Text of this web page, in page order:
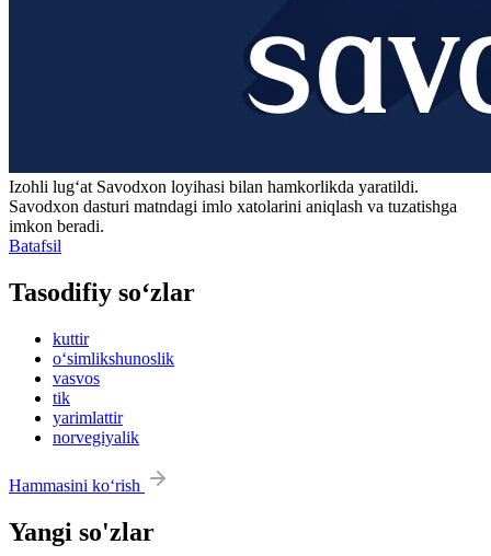
Izohli lugʻat Savodxon loyihasi bilan hamkorlikda yaratildi.
Savodxon dasturi matndagi imlo xatolarini aniqlash va tuzatishga
imkon beradi.
Batafsil
Tasodifiy so‘zlar
kuttir
o‘simlikshunoslik
vasvos
tik
yarimlattir
norvegiyalik
Hammasini ko‘rish
Yangi so'zlar